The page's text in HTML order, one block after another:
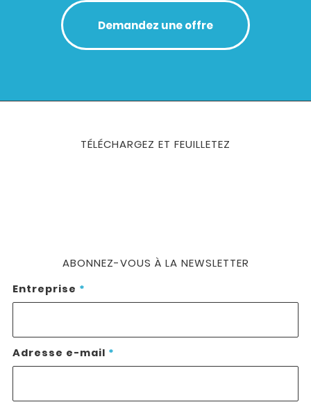
Demandez une offre
TÉLÉCHARGEZ ET FEUILLETEZ
ABONNEZ-VOUS À LA NEWSLETTER
Entreprise *
Adresse e-mail *